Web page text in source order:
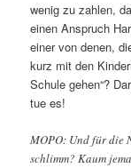
wenig zu zahlen,
einen Anspruch
einer von denen,
kurz mit den
Schule gehen“?
tue es!
MOPO: Und für die
schlimm? Kaum